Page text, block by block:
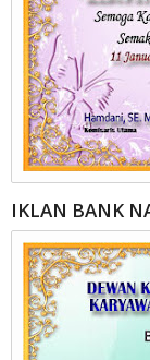
IKLAN BANK